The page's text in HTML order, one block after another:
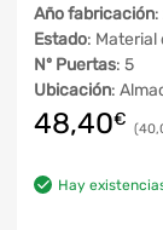
Año fabricación
Estado: Material
Nº Puertas: 5
Ubicación:
48,40€
Hay